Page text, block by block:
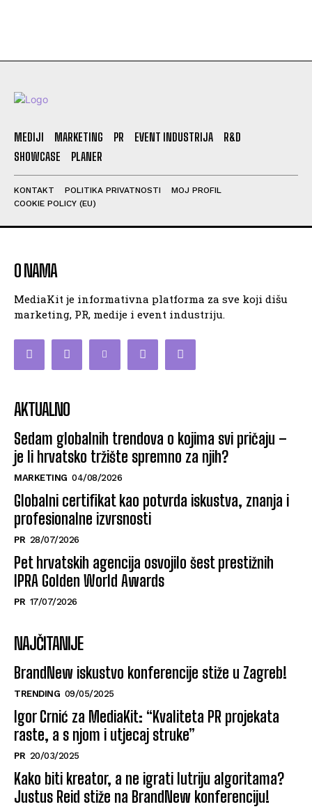
MEDIJI MARKETING PR EVENT INDUSTRIJA
R&D
SHOWCASE
PLANER
KONTAKT POLITIKA PRIVATNOSTI
MOJ PROFIL
COOKIE POLICY (EU)
O NAMA
MediaKit je informativna platforma za sve koji dišu
marketing, PR, medije i event industriju.
AKTUALNO
Sedam globalnih trendova o kojima svi pričaju –
je li hrvatsko tržište spremno za njih?
MARKETING 04/08/2026
Globalni certifikat kao potvrda iskustva, znanja i
profesionalne izvrsnosti
PR 28/07/2026
Pet hrvatskih agencija osvojilo šest prestižnih
IPRA Golden World Awards
PR 17/07/2026
NAJČITANIJE
BrandNew iskustvo konferencije stiže u Zagreb!
TRENDING 09/05/2025
Igor Crnić za MediaKit: “Kvaliteta PR projekata
raste, a s njom i utjecaj struke”
PR 20/03/2025
Kako biti kreator, a ne igrati lutriju algoritama?
Justus Reid stiže na BrandNew konferenciju!